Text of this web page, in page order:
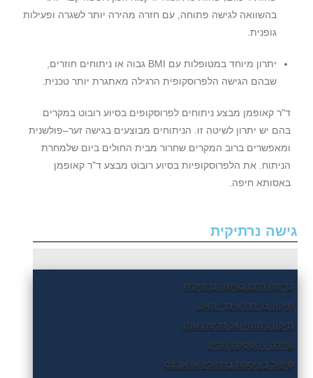
גישה נרתיקית
כריתת רחם בגישה נרתיקית
תיקון צניחת איברי האגן
תיקון ניתוחי של דליפת שתן
גרידה / הפסקת הריון
טיפול בציסטת ברתולין או אבצס
בהשוואה לגישה פתוחה ,עם חזרה מהירה יותר לשגרה ופעילות
גופנית
יתרון מיוחד במטופלות עם BMI גבוה או ניתוחים חוזרים
שבהם הגישה הלפרוסקופית הרגילה מאתגרת יותר טכנית
ד"ר קאופמן מבצע ניתוחים לפרוסקופים בסיוע רובוט במקרים
בהם יש יתרון לשיטה זו
הניתוחים מבוצעים בגישה זער–פולשנית
ומאפשרים ברוב המקרים שחרור מבית החולים ביום שלמחרת
הניתוח
את הלפרוסקופיות בסיוע רובוט מבצע ד"ר קאופמן
באסותא חיפה